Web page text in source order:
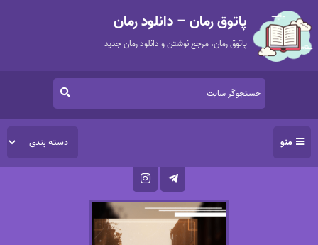
پاتوق رمان – دانلود رمان
پاتوق رمان، مرجع نوشتن و دانلود رمان جدید
منو